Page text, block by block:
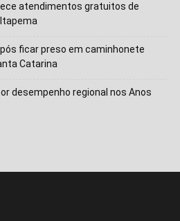
atendimentos gratuitos de
ficar preso em caminhonete
Catarina
desempenho regional nos Anos